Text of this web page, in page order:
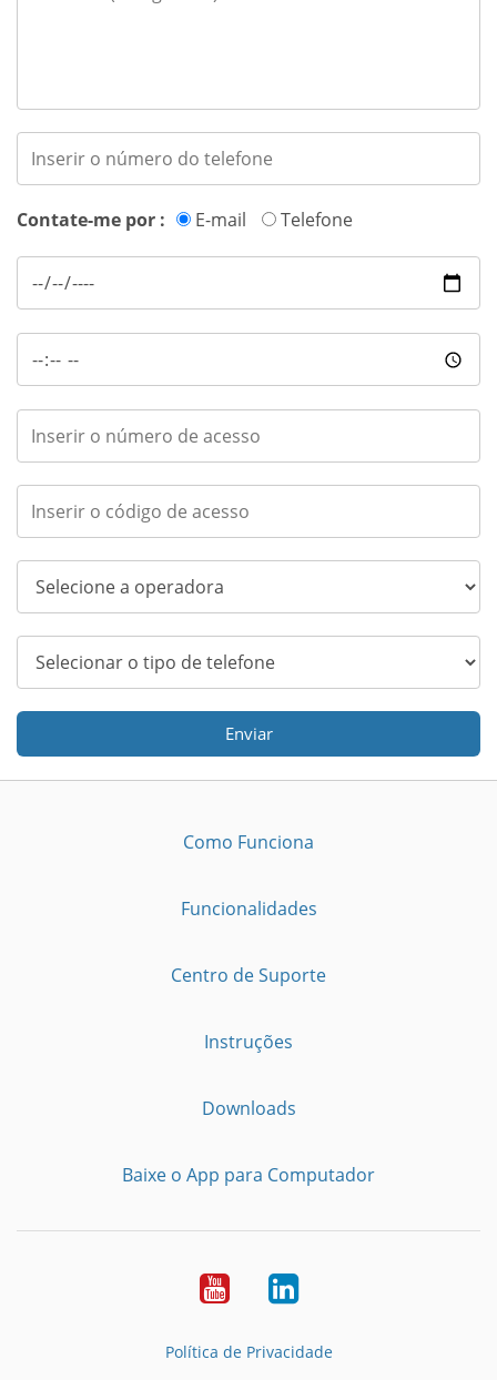
Contate-me por : E-mail Telefone
Enviar
Como Funciona
Funcionalidades
Centro de Suporte
Instruções
Downloads
Baixe o App para Computador
YoutubeLinkedIn
Política de Privacidade